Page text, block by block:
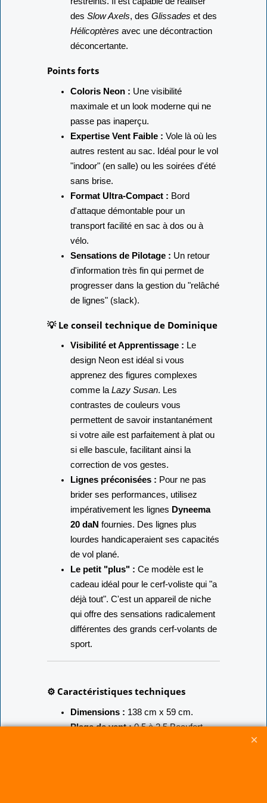
des Slow Axels, des Glissades et des
Hélicoptères avec une décontraction
déconcertante.
Points forts
Coloris Neon : Une visibilité
maximale et un look moderne qui ne
passe pas inaperçu.
Expertise Vent Faible : Vole là où les
autres restent au sac. Idéal pour le vol
"indoor" (en salle) ou les soirées d'été
sans brise.
Format Ultra-Compact : Bord
d'attaque démontable pour un
transport facilité en sac à dos ou à
vélo.
Sensations de Pilotage : Un retour
d'information très fin qui permet de
progresser dans la gestion du "relâché
de lignes" (slack).
💡 Le conseil technique de Dominique
Visibilité et Apprentissage : Le
design Neon est idéal si vous
apprenez des figures complexes
comme laLazy Susan. Les
contrastes de couleurs vous
permettent de savoir instantanément
si votre aile est parfaitement à plat ou
si elle bascule, facilitant ainsi la
correction de vos gestes.
Lignes préconisées : Pour ne pas
brider ses performances, utilisez
impérativement les lignes Dyneema
20 daN fournies. Des lignes plus
lourdes handicaperaient ses capacités
de vol plané.
Le petit "plus" : Ce modèle est le
cadeau idéal pour le cerf-voliste qui "a
déjà tout". C'est un appareil de niche
qui offre des sensations radicalement
différentes des grands cerf-volants de
sport.
⚙️ Caractéristiques techniques
Dimensions : 138 cm x 59 cm.
Plage de vent :0,5 à 2,5 Beaufort.